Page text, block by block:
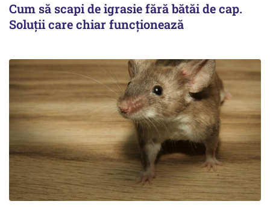
Cum să scapi de igrasie fără bătăi de cap.
Soluții care chiar funcționează